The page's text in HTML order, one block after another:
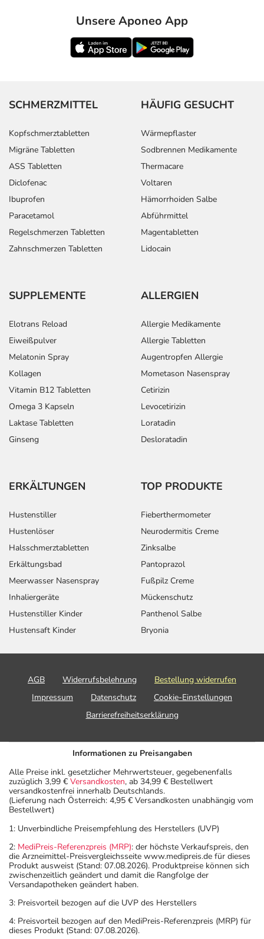
Unsere Aponeo App
SCHMERZMITTEL
Kopfschmerztabletten
Migräne Tabletten
ASS Tabletten
Diclofenac
Ibuprofen
Paracetamol
Regelschmerzen Tabletten
Zahnschmerzen Tabletten
HÄUFIG GESUCHT
Wärmepflaster
Sodbrennen Medikamente
Thermacare
Voltaren
Hämorrhoiden Salbe
Abführmittel
Magentabletten
Lidocain
SUPPLEMENTE
Elotrans Reload
Eiweißpulver
Melatonin Spray
Kollagen
Vitamin B12 Tabletten
Omega 3 Kapseln
Laktase Tabletten
Ginseng
ALLERGIEN
Allergie Medikamente
Allergie Tabletten
Augentropfen Allergie
Mometason Nasenspray
Cetirizin
Levocetirizin
Loratadin
Desloratadin
ERKÄLTUNGEN
Hustenstiller
Hustenlöser
Halsschmerztabletten
Erkältungsbad
Meerwasser Nasenspray
Inhaliergeräte
Hustenstiller Kinder
Hustensaft Kinder
TOP PRODUKTE
Fieberthermometer
Neurodermitis Creme
Zinksalbe
Pantoprazol
Fußpilz Creme
Mückenschutz
Panthenol Salbe
Bryonia
AGB Widerrufsbelehrung
Bestellung widerrufen
Impressum
Datenschutz
Cookie-Einstellungen
Barrierefreiheitserklärung
Informationen zu Preisangaben
Alle Preise inkl. gesetzlicher Mehrwertsteuer, gegebenenfalls
zuzüglich 3,99 € Versandkosten, ab 34,99 € Bestellwert
versandkostenfrei innerhalb Deutschlands.
(Lieferung nach Österreich: 4,95 € Versandkosten unabhängig vom
Bestellwert)
1: Unverbindliche Preisempfehlung des Herstellers (UVP)
2: MediPreis-Referenzpreis (MRP): der höchste Verkaufspreis, den
die Arzneimittel-Preisvergleichsseite www.medipreis.de für dieses
Produkt ausweist (Stand: 07.08.2026). Produktpreise können sich
zwischenzeitlich geändert und damit die Rangfolge der
Versandapotheken geändert haben.
3: Preisvorteil bezogen auf die UVP des Herstellers
4: Preisvorteil bezogen auf den MediPreis-Referenzpreis (MRP) für
dieses Produkt (Stand: 07.08.2026).